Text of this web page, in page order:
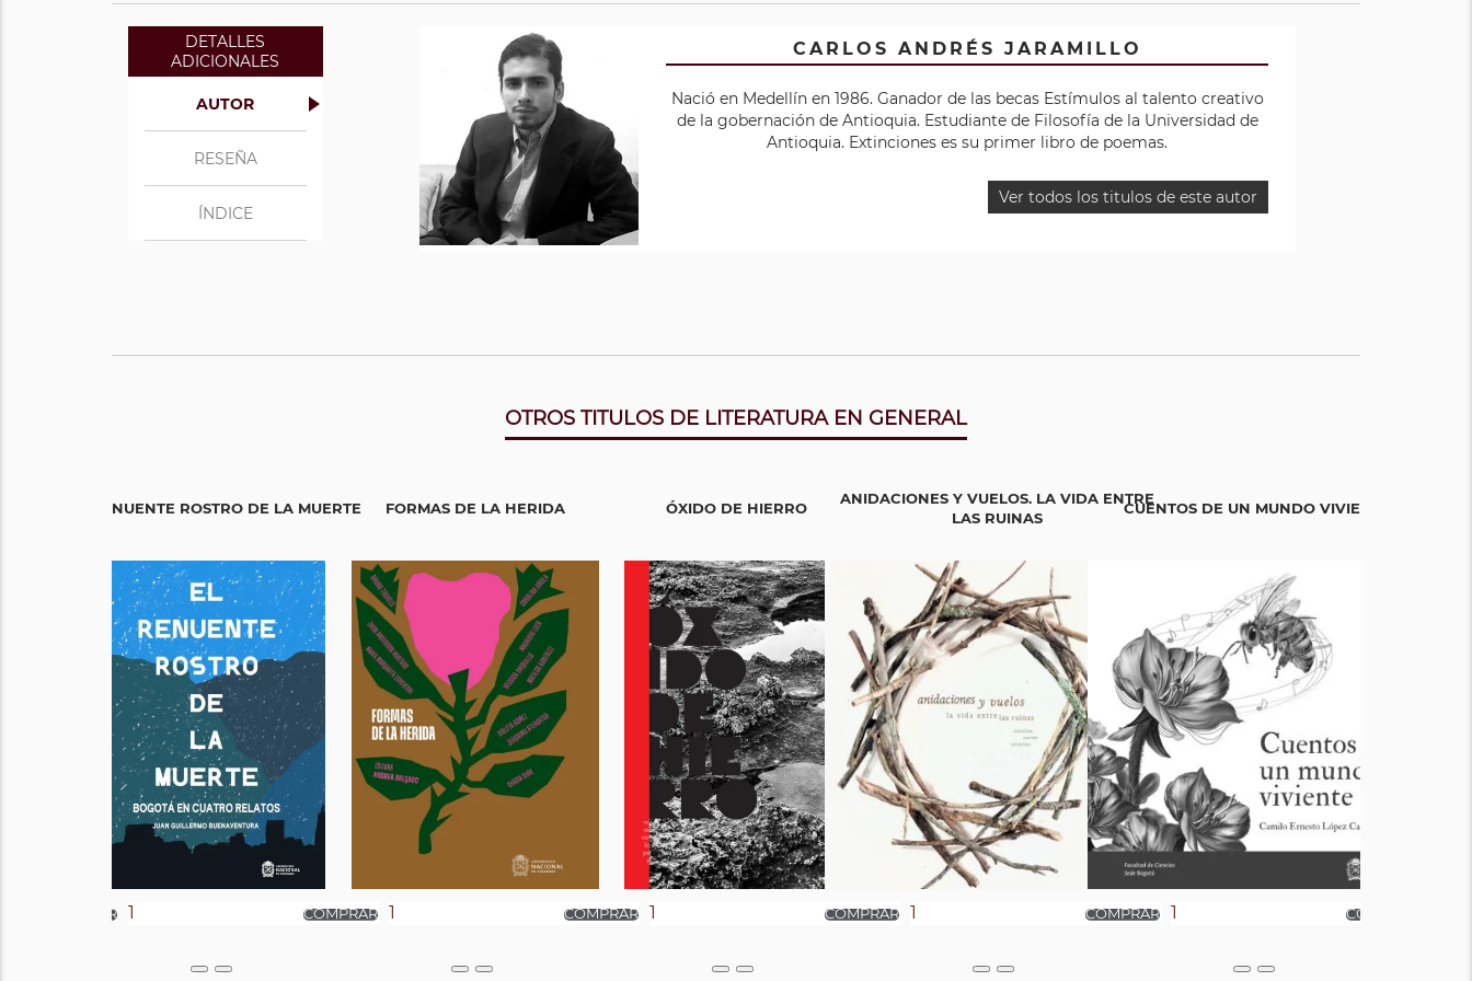
DETALLES
ADICIONALES
AUTOR
RESEÑA
ÍNDICE
CARLOS ANDRÉS JARAMILLO
Nació en Medellín en 1986. Ganador de las becas Estímulos al talento creativo
de la gobernación de Antioquia. Estudiante de Filosofía de la Universidad de
Antioquia. Extinciones es su primer libro de poemas.
Ver todos los titulos de este autor
OTROS TITULOS DE LITERATURA EN GENERAL
EL RENUENTE ROSTRO DE LA MUERTE FORMAS DE LA HERIDA ÓXIDO DE HIERRO
ANIDACIONES Y VUELOS. LA VIDA ENTRE
LAS RUINAS
CUENTOS DE UN MUNDO VIVIENTE